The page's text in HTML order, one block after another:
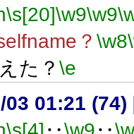
\s[20]\w9\w9
？ \w8
た？ \e
03 01:21 (74)